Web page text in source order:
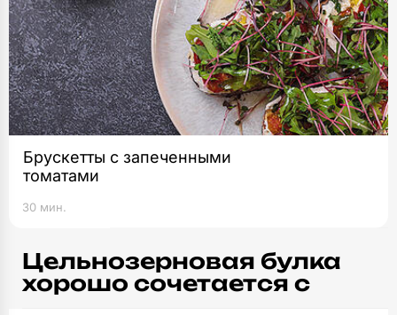
Брускетты с запеченными
томатами
30 мин.
Цельнозерновая булка
хорошо сочетается с